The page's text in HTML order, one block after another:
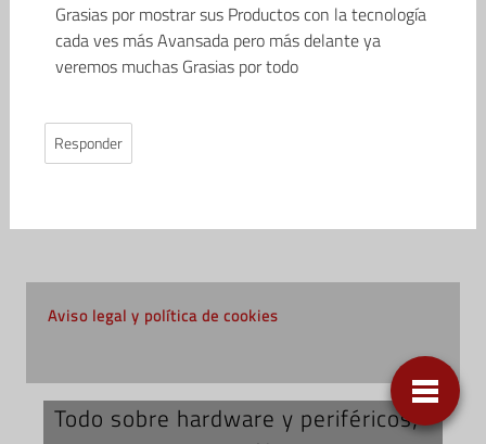
Grasias por mostrar sus Productos con la tecnología
cada ves más Avansada pero más delante ya
veremos muchas Grasias por todo
Responder
Aviso legal y política de cookies
Todo sobre hardware y periféricos;